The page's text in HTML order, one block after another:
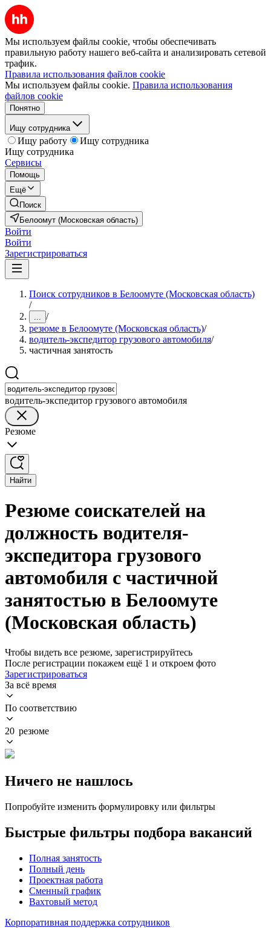
Мы используем файлы cookie, чтобы обеспечивать
правильную работу нашего веб-сайта и анализировать сетевой
трафик.
Правила использования файлов cookie
Мы используем файлы cookie. Правила использования
файлов cookie
Понятно
Ищу сотрудника
Ищу работу
Ищу сотрудника
Ищу сотрудника
Сервисы
Помощь
Ещё
Поиск
Белоомут (Московская область)
Войти
Войти
Зарегистрироваться
Поиск сотрудников в Белоомуте (Московская область)
/
... /
резюме в Белоомуте (Московская область)/
водитель-экспедитор грузового автомобиля/
частичная занятость
водитель-экспедитор грузового автомобиля
Резюме
Найти
Резюме соискателей на
должность водителя-
экспедитора грузового
автомобиля с частичной
занятостью в Белоомуте
(Московская область)
Чтобы видеть все резюме, зарегистрируйтесь
После регистрации покажем ещё 1 и откроем фото
Зарегистрироваться
За всё время
По соответствию
20 резюме
Ничего не нашлось
Попробуйте изменить формулировку или фильтры
Быстрые фильтры подбора вакансий
Полная занятость
Полный день
Проектная работа
Сменный график
Вахтовый метод
Корпоративная поддержка сотрудников